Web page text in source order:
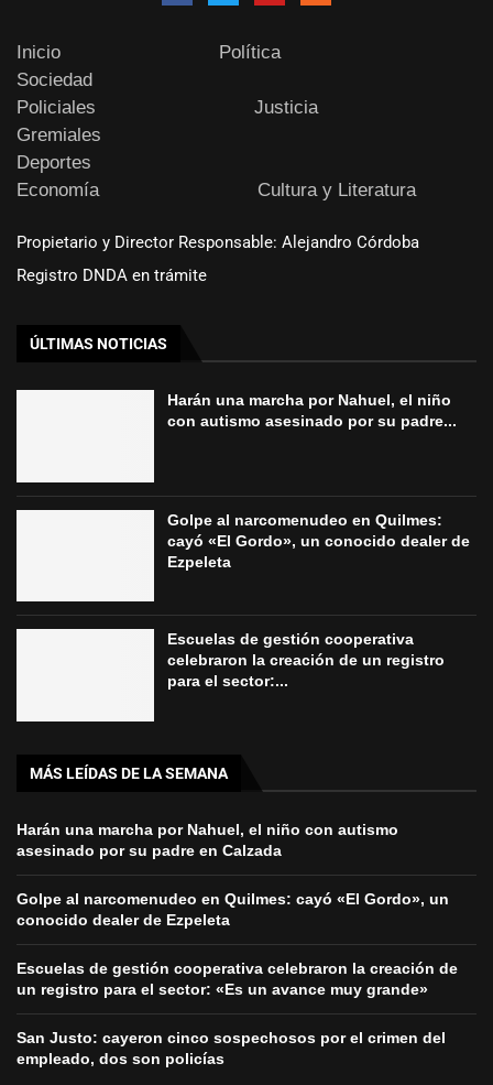
Inicio
Política
Sociedad
Policiales
Justicia
Gremiales
Deportes
Economía
Cultura y Literatura
Propietario y Director Responsable: Alejandro Córdoba
Registro DNDA en trámite
ÚLTIMAS NOTICIAS
Harán una marcha por Nahuel, el niño
con autismo asesinado por su padre...
Golpe al narcomenudeo en Quilmes:
cayó «El Gordo», un conocido dealer de
Ezpeleta
Escuelas de gestión cooperativa
celebraron la creación de un registro
para el sector:...
MÁS LEÍDAS DE LA SEMANA
Harán una marcha por Nahuel, el niño con autismo
asesinado por su padre en Calzada
Golpe al narcomenudeo en Quilmes: cayó «El Gordo», un
conocido dealer de Ezpeleta
Escuelas de gestión cooperativa celebraron la creación de
un registro para el sector: «Es un avance muy grande»
San Justo: cayeron cinco sospechosos por el crimen del
empleado, dos son policías